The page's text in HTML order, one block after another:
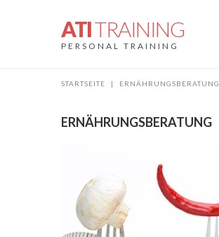
ATITRAINING
PERSONAL TRAINING
STARTSEITE | ERNÄHRUNGSBERATUNG
ERNÄHRUNGSBERATUNG